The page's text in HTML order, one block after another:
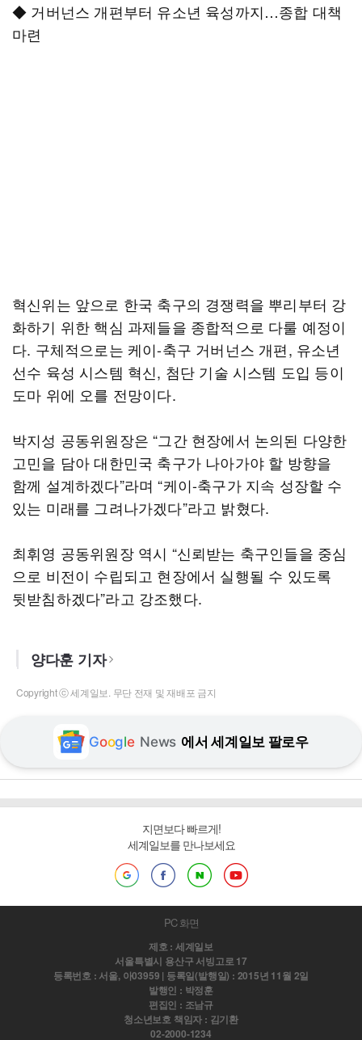
◆ 거버넌스 개편부터 유소년 육성까지…종합 대책
마련
혁신위는 앞으로 한국 축구의 경쟁력을 뿌리부터 강
화하기 위한 핵심 과제들을 종합적으로 다룰 예정이
다. 구체적으로는 케이-축구 거버넌스 개편, 유소년
선수 육성 시스템 혁신, 첨단 기술 시스템 도입 등이
도마 위에 오를 전망이다.
박지성 공동위원장은 “그간 현장에서 논의된 다양한
고민을 담아 대한민국 축구가 나아가야 할 방향을
함께 설계하겠다”라며 “케이-축구가 지속 성장할 수
있는 미래를 그려나가겠다”라고 밝혔다.
최휘영 공동위원장 역시 “신뢰받는 축구인들을 중심
으로 비전이 수립되고 현장에서 실행될 수 있도록
뒷받침하겠다”라고 강조했다.
양다훈 기자
Copyright ⓒ 세계일보. 무단 전재 및 재배포 금지
Google News 에서 세계일보 팔로우
지면보다 빠르게!
세계일보를 만나보세요
PC 화면
제호 : 세계일보
서울특별시 용산구 서빙고로 17
등록번호 : 서울, 아03959 | 등록일(발행일) : 2015년 11월 2일
발행인 : 박정훈
편집인 : 조남규
청소년보호 책임자 : 김기환
02-2000-1234